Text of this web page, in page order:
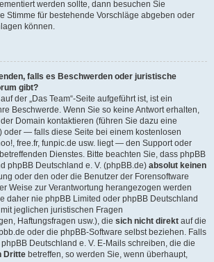
werden sollte, dann besuchen Sie
Stimme für bestehende Vorschläge abgeben oder
können.
falls es Beschwerden oder juristische
gibt?
der „Das Team“-Seite aufgeführt ist, ist ein
Beschwerde. Wenn Sie so keine Antwort erhalten,
Domain kontaktieren (führen Sie dazu eine
oder — falls diese Seite bei einem kostenlosen
free.fr, funpic.de usw. liegt — den Support oder
Dienstes. Bitte beachten Sie, dass phpBB
phpBB Deutschland e. V. (phpBB.de) absolut keinen
oder den oder die Benutzer der Forensoftware
Weise zur Verantwortung herangezogen werden
daher nie phpBB Limited oder phpBB Deutschland
jeglichen juristischen Fragen
Haftungsfragen usw.), die sich nicht direkt auf die
oder die phpBB-Software selbst beziehen. Falls
Deutschland e. V. E-Mails schreiben, die die
Dritte betreffen, so werden Sie, wenn überhaupt,